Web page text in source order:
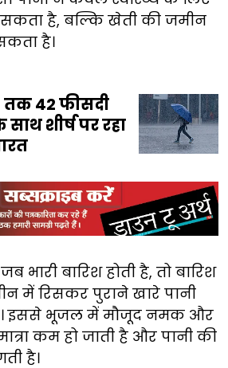
है, बल्कि खेती की जमीन
है।
तक 42 फीसदी
शीर्ष पर रहा
भारी बारिश होती है, तो बारिश
में रिसकर पुराने खारे पानी
इससे भूजल में मौजूद नमक और
कम हो जाती है और पानी की
है।